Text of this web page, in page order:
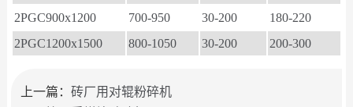
2PGC900x1200
700-950 30-200
180-220
2PGC1200x1500
800-1050 30-200 200-300
上一篇： 砖厂用对辊粉碎机